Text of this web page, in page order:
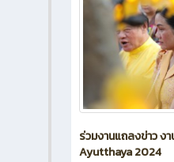
ร่วมงานแถลงข่าว ง
Ayutthaya 2024